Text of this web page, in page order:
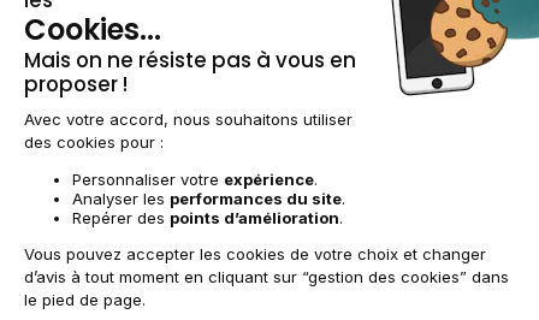
Mentions légales et CGUGestion des cookies
Conditions générales de venteDonnées personnelles